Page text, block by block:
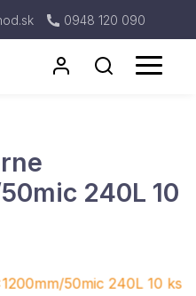
0948 120 090
240L 10